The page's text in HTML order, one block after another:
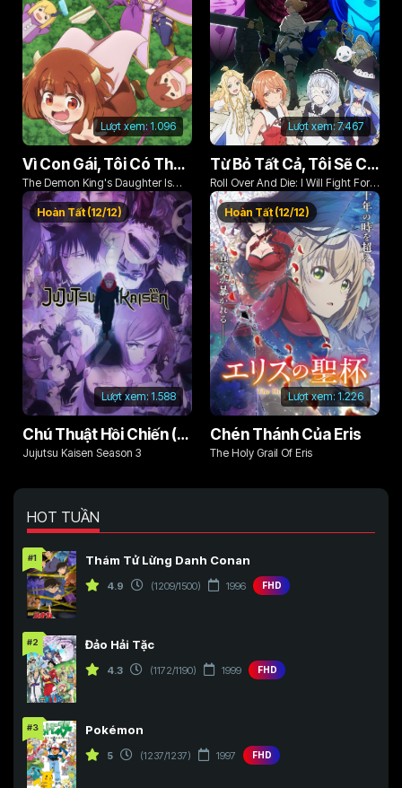
Lượt xem:1.096
Vì Con Gái, Tôi Có Thể Đánh Bại Cả Ma Vương
The Demon King's Daughter Is
Too Kind!!
Lượt xem: 7.467
Từ Bỏ Tất Cả, Tôi Sẽ Chiến Đấu Cho Một Cuộc Sống Bình Thường Với Tình Yêu Của Đời Mình Và Chiếc Thanh Kiếm Bị Nguyền Rủa!
Roll Over And Die: I Will Fight For
An Ordinary Life With My Love And
Cursed Sword!
Lượt xem: 1.588
Hoàn Tất (12/12)
Chú Thuật Hồi Chiến (Phần 3)
Jujutsu Kaisen Season 3
Lượt xem: 1.226
Hoàn Tất (12/12)
Chén Thánh Của Eris
The Holy Grail Of Eris
HOT TUẦN
#1 Thám Tử Lừng Danh Conan
4.9 (1209/1500) 1996 FHD
#2 Đảo Hải Tặc
4.3 (1172/1190) 1999 FHD
#3 Pokémon
5 (1237/1237) 1997 FHD